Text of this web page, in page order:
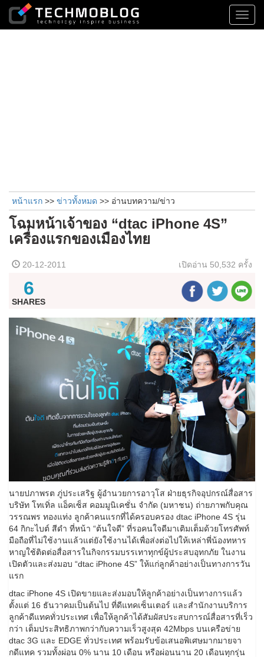
หน้าแรก >> ข่าวทั้งหมด >> อ่านบทความ/ข่าว
โฉมหน้าเจ้าของ “dtac iPhone 4S”
เครื่องแรกของเมืองไทย
20-12-2011 เปิดอ่าน 50,532 ครั้ง
6
SHARES
นายปภาพรต ภู่ประเสริฐ ผู้อำนวยการอาวุโส ฝ่ายธุรกิจอุปกรณ์สื่อสาร
บริษัท โทเทิ่ล แอ็คเซ็ส คอมมูนิเคชั่น จำกัด (มหาชน) ถ่ายภาพกับคุณ
วรรณพร ทองแท่ง ลูกค้าคนแรกที่ได้ครอบครอง dtac iPhone 4S รุ่น
64 กิกะไบต์ สีดำ ที่หน้า “ต้นใจดี” ที่รอคนใจดีมาเติมเต็มด้วยโทรศัพท์
มือถือที่ไม่ใช้งานแล้วแต่ยังใช้งานได้เพื่อส่งต่อไปให้เหล่าพี่น้องทหาร
หาญใช้ติดต่อสื่อสารในกิจกรรมบรรเทาทุกข์ผู้ประสบอุทกภัย ในงาน
เปิดตัวและส่งมอบ “dtac iPhone 4S” ให้แก่ลูกค้าอย่างเป็นทางการวัน
แรก
dtac iPhone 4S เปิดขายและส่งมอบให้ลูกค้าอย่างเป็นทางการแล้ว
ตั้งแต่ 16 ธันวาคมเป็นต้นไป ที่ดีแทคเซ็นเตอร์ และสำนักงานบริการ
ลูกค้าดีแทคทั่วประเทศ เพื่อให้ลูกค้าได้สัมผัสประสบการณ์สื่อสารที่เร็ว
กว่า เต็มประสิทธิภาพกว่ากับความเร็วสูงสุด 42Mbps บนเครือข่าย
dtac 3G และ EDGE ทั่วประเทศ พร้อมรับข้อเสนอพิเศษมากมายจา
กดีแทค รวมทั้งผ่อน 0% นาน 10 เดือน หรือผ่อนนาน 20 เดือนทุกรุ่น